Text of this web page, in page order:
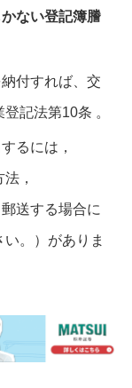
ない登記簿謄
付すれば、交
記法第10条 。
るには，
，
送する場合に
。）がありま